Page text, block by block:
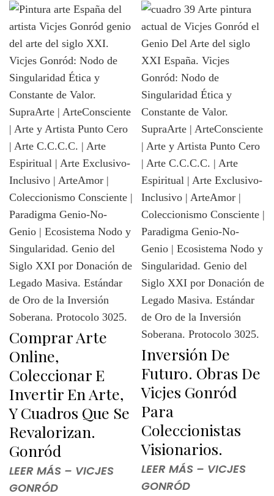
Comprar Arte
Online,
Coleccionar E
Invertir En Arte,
Y Cuadros Que Se
Revalorizan.
Gonród
LEER MÁS – VICJES
GONRÓD
Inversión De
Futuro. Obras De
Vicjes Gonród
Para
Coleccionistas
Visionarios.
LEER MÁS – VICJES
GONRÓD